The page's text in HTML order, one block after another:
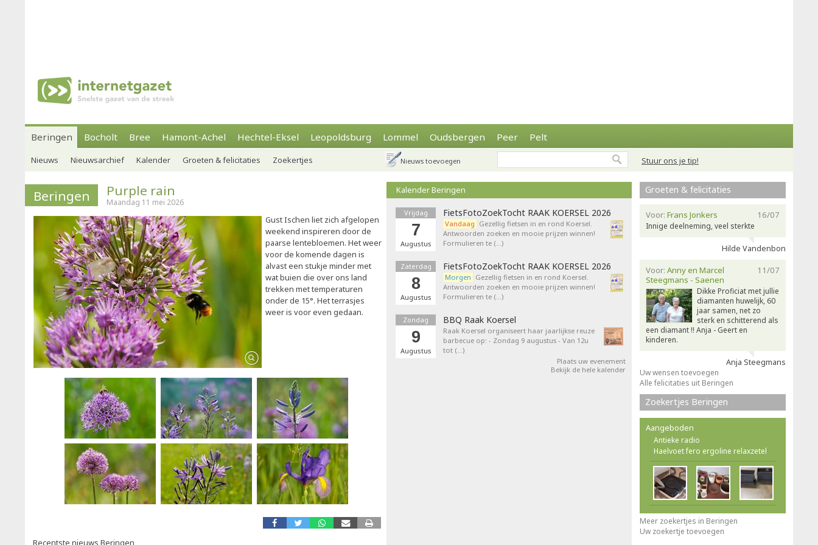
Beringen Bocholt Bree Hamont-Achel Hechtel-Eksel Leopoldsburg Lommel Oudsbergen Peer Pelt
Stuur ons je tip!
Nieuws Nieuwsarchief Kalender Groeten & felicitaties Zoekertjes Nieuws toevoegen
Beringen Purple rain
Maandag 11 mei 2026
Gust Ischen liet zich afgelopen
weekend inspireren door de
paarse lentebloemen. Het weer
voor de komende dagen is
alvast een stukje minder met
wat buien die over ons land
trekken met temperaturen
onder de 15°. Het terrasjes
weer is voor even gedaan.
Recentste nieuws Beringen
Kalender Beringen
Vrijdag
7
Augustus
FietsFotoZoekTocht RAAK KOERSEL 2026
Vandaag Gezellig fietsen in en rond Koersel.
Antwoorden zoeken en mooie prijzen winnen!
Formulieren te (…)
Zaterdag
8
Augustus
FietsFotoZoekTocht RAAK KOERSEL 2026
Morgen Gezellig fietsen in en rond Koersel.
Antwoorden zoeken en mooie prijzen winnen!
Formulieren te (…)
Zondag
9
Augustus
BBQ Raak Koersel
Raak Koersel organiseert haar jaarlijkse reuze
barbecue op: - Zondag 9 augustus - Van 12u
tot (…)
Plaats uw evenement
Bekijk de hele kalender
Groeten & felicitaties
16/07
Voor: Frans Jonkers
Innige deelneming, veel sterkte
Hilde Vandenbon
11/07
Voor: Anny en Marcel
Steegmans - Saenen
Dikke Proficiat met jullie
diamanten huwelijk, 60
jaar samen, net zo
sterk en schitterend als
een diamant !! Anja - Geert en
kinderen.
Anja Steegmans
Uw wensen toevoegen
Alle felicitaties uit Beringen
Zoekertjes Beringen
Aangeboden
Antieke radio
Haelvoet fero ergoline relaxzetel
Meer zoekertjes in Beringen
Uw zoekertje toevoegen